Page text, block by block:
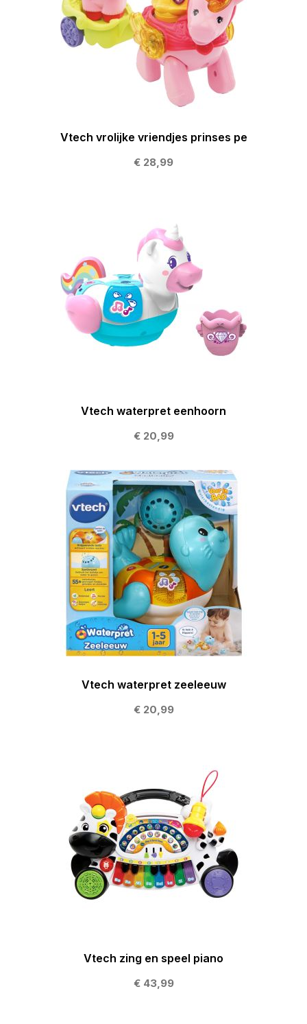
Vtech vrolijke vriendjes prinses pe
€ 28,99
Vtech waterpret eenhoorn
€ 20,99
Vtech waterpret zeeleeuw
€ 20,99
Vtech zing en speel piano
€ 43,99